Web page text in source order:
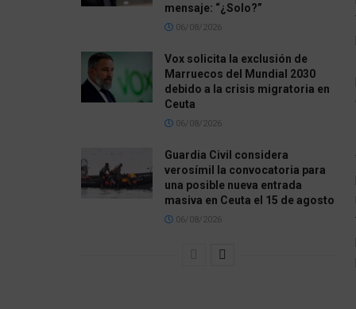
mensaje: “¿Solo?”
06/08/2026
Vox solicita la exclusión de
Marruecos del Mundial 2030
debido a la crisis migratoria en
Ceuta
06/08/2026
Guardia Civil considera
verosímil la convocatoria para
una posible nueva entrada
masiva en Ceuta el 15 de agosto
06/08/2026